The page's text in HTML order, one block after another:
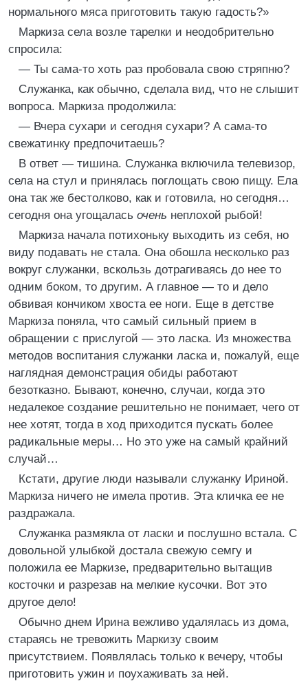
нормального мяса приготовить такую гадость?»
Маркиза села возле тарелки и неодобрительно
спросила:
— Ты сама-то хоть раз пробовала свою стряпню?
Служанка, как обычно, сделала вид, что не слышит
вопроса. Маркиза продолжила:
— Вчера сухари и сегодня сухари? А сама-то
свежатинку предпочитаешь?
В ответ — тишина. Служанка включила телевизор,
села на стул и принялась поглощать свою пищу. Ела
она так же бестолково, как и готовила, но сегодня…
сегодня она угощалась очень неплохой рыбой!
Маркиза начала потихоньку выходить из себя, но
виду подавать не стала. Она обошла несколько раз
вокруг служанки, вскользь дотрагиваясь до нее то
одним боком, то другим. А главное — то и дело
обвивая кончиком хвоста ее ноги. Еще в детстве
Маркиза поняла, что самый сильный прием в
обращении с прислугой — это ласка. Из множества
методов воспитания служанки ласка и, пожалуй, еще
наглядная демонстрация обиды работают
безотказно. Бывают, конечно, случаи, когда это
недалекое создание решительно не понимает, чего от
нее хотят, тогда в ход приходится пускать более
радикальные меры… Но это уже на самый крайний
случай…
Кстати, другие люди называли служанку Ириной.
Маркиза ничего не имела против. Эта кличка ее не
раздражала.
Служанка размякла от ласки и послушно встала. С
довольной улыбкой достала свежую семгу и
положила ее Маркизе, предварительно вытащив
косточки и разрезав на мелкие кусочки. Вот это
другое дело!
Обычно днем Ирина вежливо удалялась из дома,
стараясь не тревожить Маркизу своим
присутствием. Появлялась только к вечеру, чтобы
приготовить ужин и поухаживать за ней.